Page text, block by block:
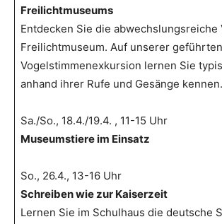
Freilichtmuseums
Entdecken Sie die abwechslungsreiche
Freilichtmuseum. Auf unserer geführten
Vogelstimmenexkursion lernen Sie
anhand ihrer Rufe und Gesänge kennen.
Sa./So., 18.4./19.4. , 11-15 Uhr
Museumstiere im Einsatz
So., 26.4., 13-16 Uhr
Schreiben wie zur Kaiserzeit
Lernen Sie im Schulhaus die deutsche